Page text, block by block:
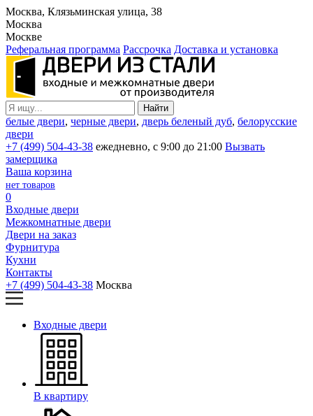
Москва, Клязьминская улица, 38
Москва
Москве
Реферальная программа Рассрочка Доставка и установка
белые двери, черные двери, дверь беленый дуб, белорусские
двери
+7 (499) 504-43-38 ежедневно, с 9:00 до 21:00 Вызвать
замерщика
Ваша корзина
нет товаров
0
Входные двери
Межкомнатные двери
Двери на заказ
Фурнитура
Кухни
Контакты
+7 (499) 504-43-38 Москва
Входные двери
В квартиру